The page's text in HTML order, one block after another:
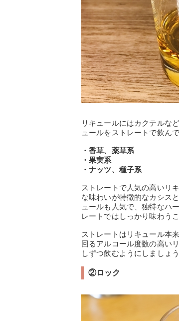
リキュールにはカクテルな
ュールをストレートで飲ん
・香草、薬草系
・果実系
・ナッツ、種子系
ストレートで人気の高いリ
な味わいが特徴的なカシス
ュールも人気で、独特なハ
レートではしっかり味わう
ストレートはリキュール本
回るアルコール度数の高い
しずつ飲むようにしましょう
②ロック